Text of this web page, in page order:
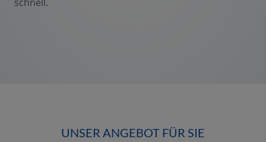
UNSER ANGEBOT FÜR SIE